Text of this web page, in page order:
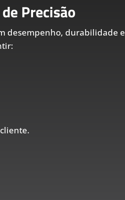
Precisão
desempenho, durabilidade e